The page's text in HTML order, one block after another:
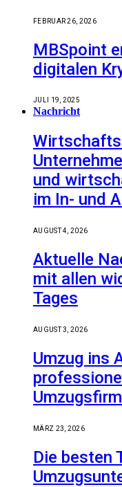
FEBRUAR 26, 2026
MBSpoint
digitalen
JULI 19, 2025
Nachricht
und
im In- und
AUGUST 4, 2026
Aktuelle
mit allen
Tages
AUGUST 3, 2026
Umzug ins
MÄRZ 23, 2026
Die besten